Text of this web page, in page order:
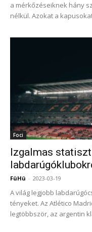
a mérkőzéseiknek hány
nélkül. Azokat a
Foci
Izgalmas
FüHü - 2023-03-19
A világ legjobb
tényeket. Az Atlético
legtöbbször, az argentin